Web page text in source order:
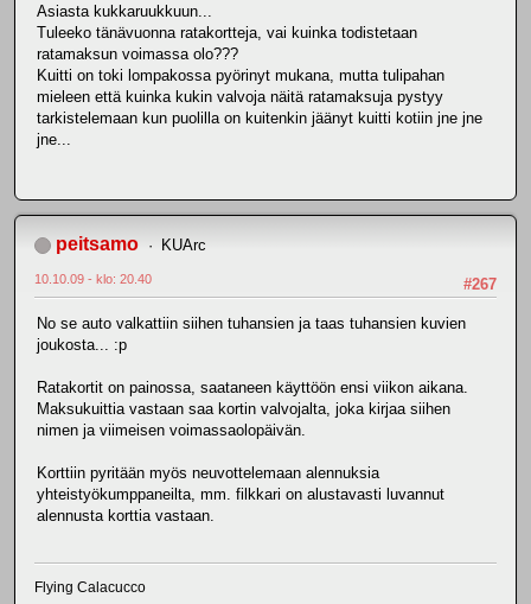
Asiasta kukkaruukkuun...
Tuleeko tänävuonna ratakortteja, vai kuinka todistetaan
ratamaksun voimassa olo???
Kuitti on toki lompakossa pyörinyt mukana, mutta tulipahan
mieleen että kuinka kukin valvoja näitä ratamaksuja pystyy
tarkistelemaan kun puolilla on kuitenkin jäänyt kuitti kotiin jne jne
jne...
peitsamo KUArc
#267
10.10.09 - klo: 20.40
No se auto valkattiin siihen tuhansien ja taas tuhansien kuvien
joukosta... :p
Ratakortit on painossa, saataneen käyttöön ensi viikon aikana.
Maksukuittia vastaan saa kortin valvojalta, joka kirjaa siihen
nimen ja viimeisen voimassaolopäivän.
Korttiin pyritään myös neuvottelemaan alennuksia
yhteistyökumppaneilta, mm. filkkari on alustavasti luvannut
alennusta korttia vastaan.
Flying Calacucco